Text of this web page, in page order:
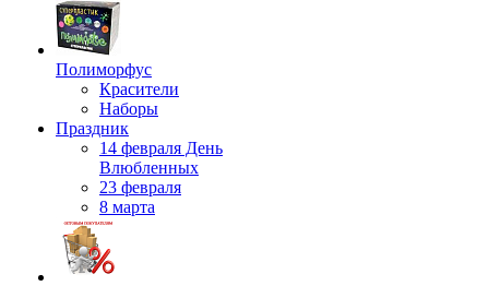
Полиморфус
Красители
Наборы
Праздник
14 февраля День
Влюбленных
23 февраля
8 марта